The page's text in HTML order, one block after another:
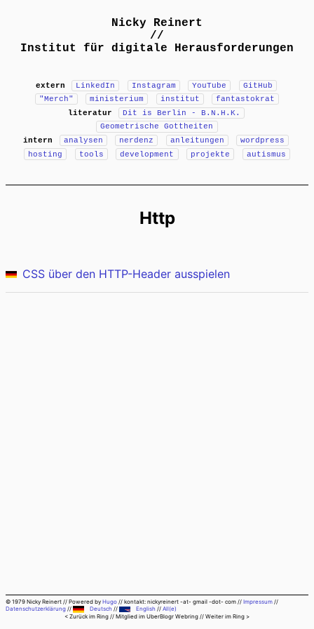
Nicky Reinert
//
Institut für digitale Herausforderungen
extern LinkedIn Instagram YouTube
GitHub
"Merch"
ministerium institut
fantastokrat
literatur
Dit is Berlin - B.N.H.K.
Geometrische Gottheiten
intern
analysen nerdenz anleitungen
wordpress
hosting
tools development projekte autismus
Http
CSS über den HTTP-Header ausspielen
© 1979 Nicky Reinert // Powered by Hugo // kontakt: nickyreinert -at- gmail -dot- com // Impressum //
Datenschutzerklärung // Deutsch // English // All(e)
< Zurück im Ring // Mitglied im UberBlogr Webring // Weiter im Ring >